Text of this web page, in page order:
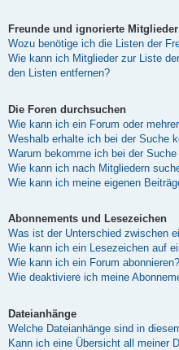
Freunde und ignorierte Mitglieder
Wozu benötige ich die Listen der
Wie kann ich Mitglieder zur Liste
den Listen entfernen?
Die Foren durchsuchen
Wie kann ich ein Forum oder
Weshalb erhalte ich bei der Suche
Warum bekomme ich bei der
Wie kann ich nach Mitgliedern
Wie kann ich meine eigenen
Abonnements und Lesezeichen
Was ist der Unterschied zwischen
Wie kann ich ein Lesezeichen auf
Wie kann ich ein Forum abonnieren?
Wie deaktiviere ich meine
Dateianhänge
Welche Dateianhänge sind in
Kann ich eine Übersicht all meiner